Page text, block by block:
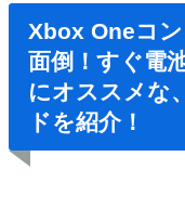
Xbox Oneコ
面倒！すぐ電
にオススメな
ドを紹介！